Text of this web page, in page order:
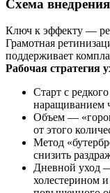
Схема
Ключ к эффекту —
Грамотная
поддерживает
Рабочая стратегия
Старт с
наращиванием
Объем —
от этого
Метод
снизить
Дневной уход
холестерином